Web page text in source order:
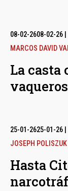
08-02-2608-02-26
MARCOS DAVID
La casta
25-01-2625-01-26
JOSEPH POLISZUK
Hasta